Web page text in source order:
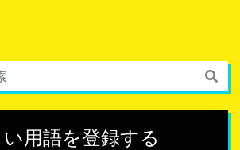
用語を登録する